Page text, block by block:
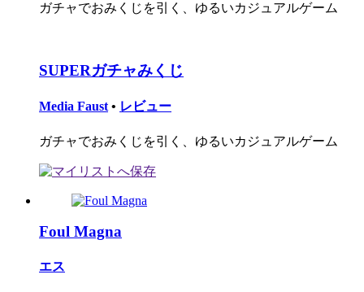
ガチャでおみくじを引く、ゆるいカジュアルゲーム
SUPERガチャみくじ
Media Faust • レビュー
ガチャでおみくじを引く、ゆるいカジュアルゲーム
Foul Magna
エス